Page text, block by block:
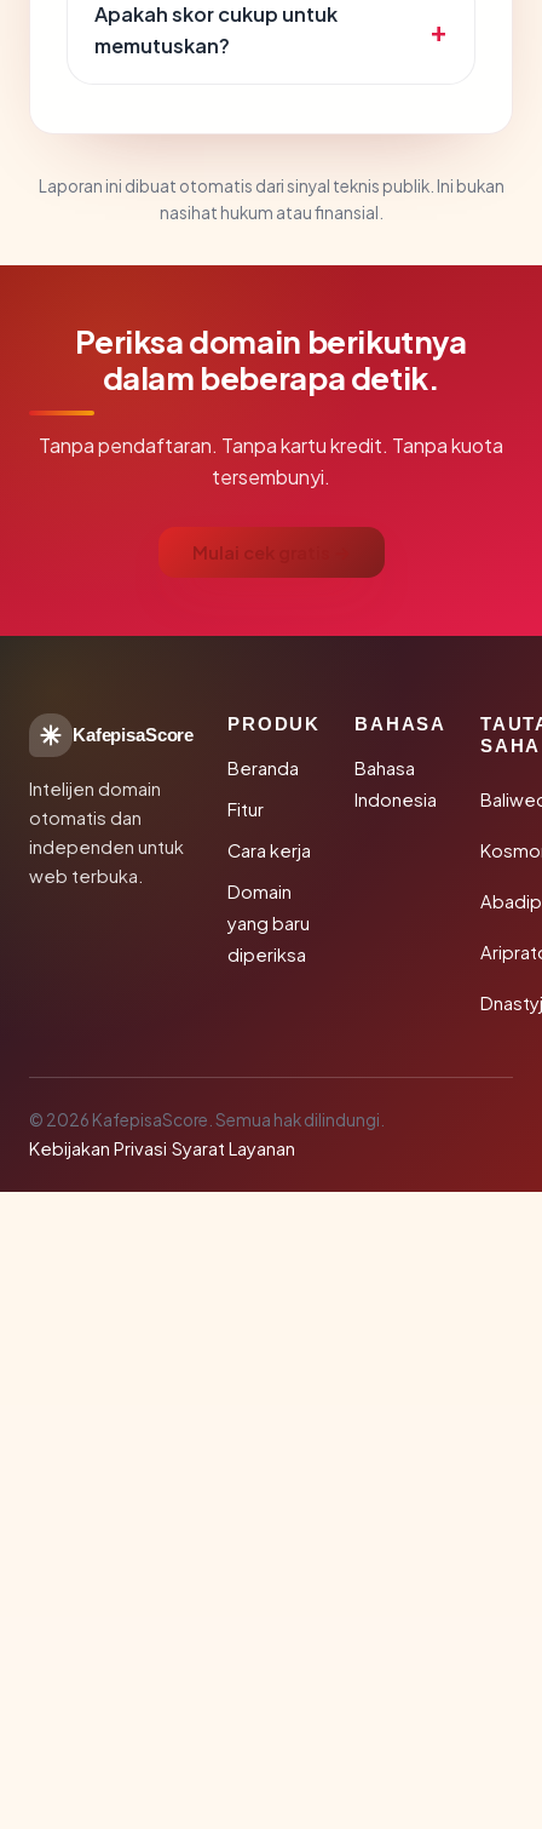
Apakah skor cukup untuk
memutuskan?
Laporan ini dibuat otomatis dari sinyal teknis publik. Ini bukan
nasihat hukum atau finansial.
Periksa domain berikutnya
dalam beberapa detik.
Tanpa pendaftaran. Tanpa kartu kredit. Tanpa kuota
tersembunyi.
Mulai cek gratis →
KafepisaScore
Intelijen domain
otomatis dan
independen untuk
web terbuka.
PRODUK
Beranda
Fitur
Cara kerja
Domain
yang baru
diperiksa
BAHASA
Bahasa
Indonesia
© 2026 KafepisaScore. Semua hak dilindungi.
Kebijakan Privasi·Syarat Layanan